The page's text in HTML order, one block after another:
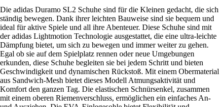
Die adidas Duramo SL2 Schuhe sind für die Kleinen gedacht, die sich
ständig bewegen. Dank ihrer leichten Bauweise sind sie bequem und
ideal für aktive Spiele und all ihre Abenteuer. Diese Schuhe sind mit
der adidas Lightmotion Technologie ausgestattet, die eine ultra-leichte
Dämpfung bietet, um sich zu bewegen und immer weiter zu gehen.
Egal ob sie auf dem Spielplatz rennen oder neue Umgebungen
erkunden, diese Schuhe begleiten sie bei jedem Schritt und bieten
Geschwindigkeit und dynamischen Rückstoß. Mit einem Obermaterial
aus Sandwich-Mesh bietet dieses Modell Atmungsaktivität und
Komfort den ganzen Tag. Die elastischen Schnürsenkel, zusammen
mit einem oberen Riemenverschluss, ermöglichen ein einfaches An-